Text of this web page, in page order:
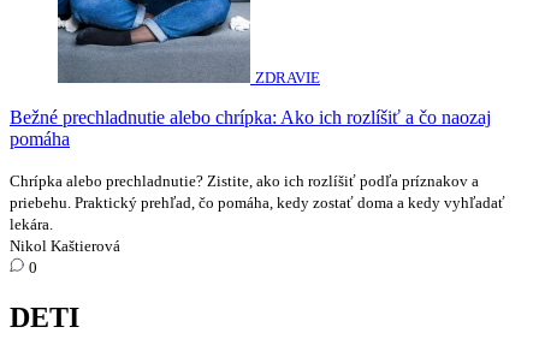
ZDRAVIE
Bežné prechladnutie alebo chrípka: Ako ich rozlíšiť a čo naozaj
pomáha
Chrípka alebo prechladnutie? Zistite, ako ich rozlíšiť podľa príznakov a
priebehu. Praktický prehľad, čo pomáha, kedy zostať doma a kedy vyhľadať
lekára.
Nikol Kaštierová
0
DETI